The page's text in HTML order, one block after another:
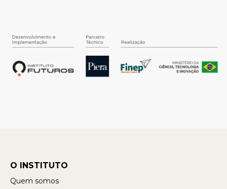
O INSTITUTO
Quem somos